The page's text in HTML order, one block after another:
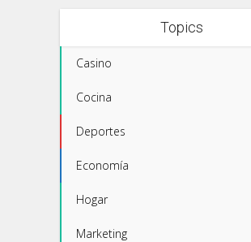
Topics
Casino
Cocina
Deportes
Economía
Hogar
Marketing